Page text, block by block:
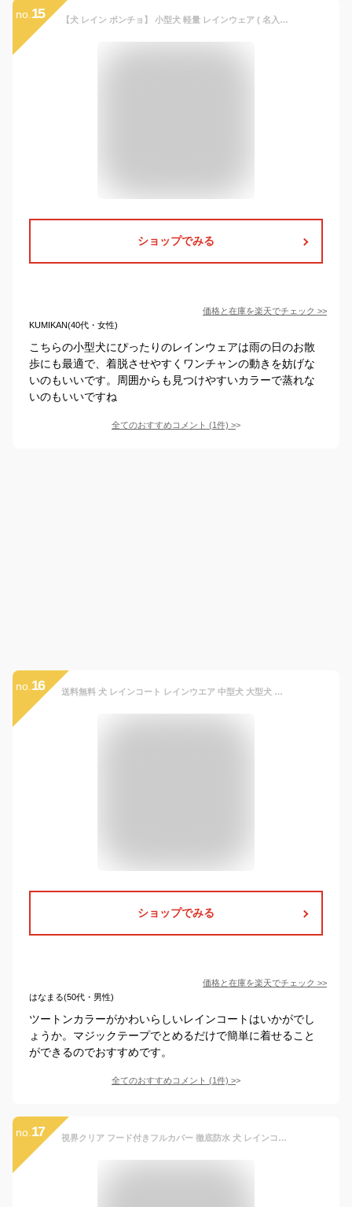
no. 15 【犬 レイン ポンチョ】 小型犬 軽量 レインウェア ( 名入れ オプションあり ) 雨具 カッパ ドッグ ドッグウェア 着せやすい 犬服 シュナウザー 柴犬 レインコート
ショップでみる
価格と在庫を楽天でチェック >>
KUMIKAN(40代・女性)
こちらの小型犬にぴったりのレインウェアは雨の日のお散
歩にも最適で、着脱させやすくワンチャンの動きを妨げな
いのもいいです。周囲からも見つけやすいカラーで蒸れな
いのもいいですね
全てのおすすめコメント (1件) >
no. 16 送料無料 犬 レインコート レインウエア 中型犬 大型犬 着せやすい 犬 かっぱ 散歩 カッパ 撥水 防水 梅雨 ゴールデン レトリバー 柴犬 コーギーボーダーコリー ラブラドール 梅雨対策 大きいサイズあり お腹周り止めるだけ簡単着脱 2ステップ 中大型犬
ショップでみる
価格と在庫を楽天でチェック >>
はなまる(50代・男性)
ツートンカラーがかわいらしいレインコートはいかがでし
ょうか。マジックテープでとめるだけで簡単に着せること
ができるのでおすすめです。
全てのおすすめコメント (1件) >
no. 17 視界クリア フード付きフルカバー 徹底防水 犬 レインコート フルースーツ 大きいサイズ 中型犬 大型犬 レインコート 濡れない 犬 撥水 かっぱ 合羽 雨具 カッパ つば 背中開き